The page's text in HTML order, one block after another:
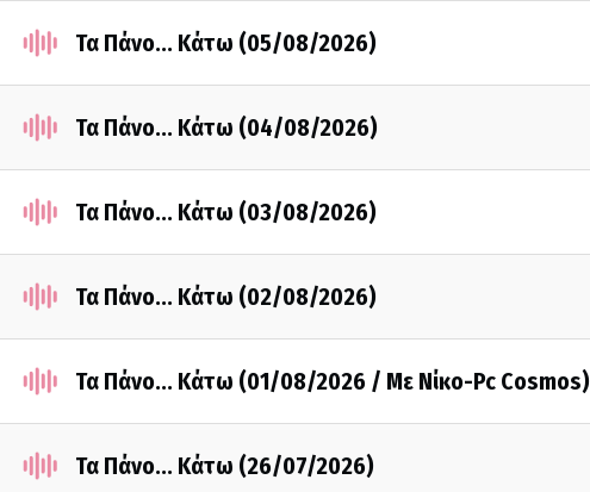
Τα Πάνο... Κάτω (05/08/2026)
Τα Πάνο... Κάτω (04/08/2026)
Τα Πάνο... Κάτω (03/08/2026)
Τα Πάνο... Κάτω (02/08/2026)
Τα Πάνο... Κάτω (01/08/2026 / Με Νίκο-Pc Cosmos)
Τα Πάνο... Κάτω (26/07/2026)